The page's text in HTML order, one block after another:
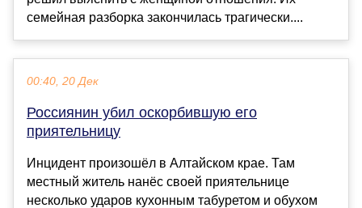
семейная разборка закончилась трагически....
00:40, 20 Дек
Россиянин убил оскорбившую его
приятельницу
Инцидент произошёл в Алтайском крае. Там
местный житель нанёс своей приятельнице
несколько ударов кухонным табуретом и обухом